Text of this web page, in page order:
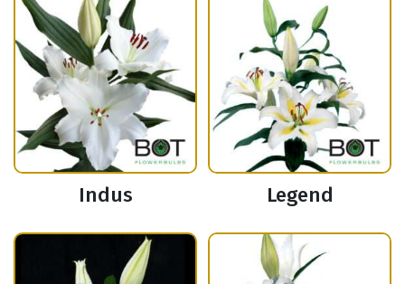
Indus Legend